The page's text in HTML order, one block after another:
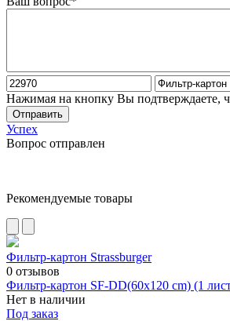
Нажимая на кнопку Вы подтверждаете,
Отправить
Успех
Вопрос отправлен
Рекомендуемые товары
Фильтр-картон Strassburger
0 отзывов
Фильтр-картон SF-DD(60х120 cm) (1
Нет в наличии
Под заказ